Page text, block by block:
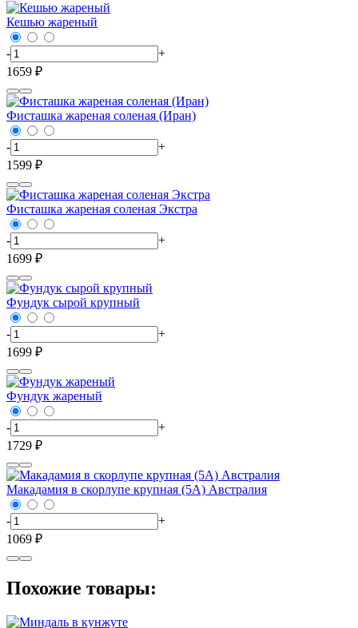
Кешью жареный
-
+
1659 ₽
Фисташка жареная соленая (Иран)
-
+
1599 ₽
Фисташка жареная соленая Экстра
-
+
1699 ₽
Фундук сырой крупный
-
+
1699 ₽
Фундук жареный
-
+
1729 ₽
Макадамия в скорлупе крупная (5А) Австралия
-
+
1069 ₽
Похожие товары: